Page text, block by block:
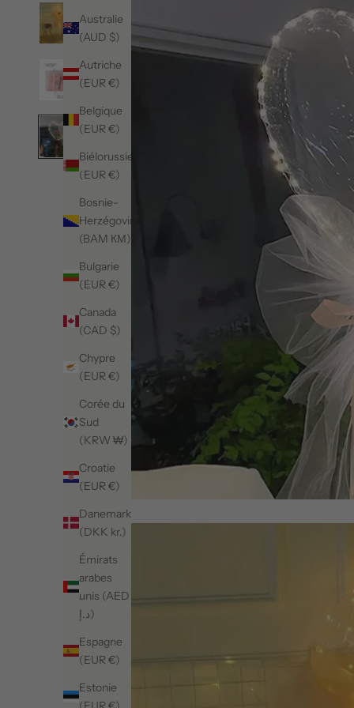
Australie
(AUD $)
Autriche
(EUR €)
Belgique
(EUR €)
Biélorussie
(EUR €)
Bosnie-
Herzégovine
(BAM КМ)
Bulgarie
(EUR €)
Canada
(CAD $)
Chypre
(EUR €)
Corée du
Sud
(KRW ₩)
Croatie
(EUR €)
Danemark
(DKK kr.)
Émirats
arabes
unis (AED
د.إ)
Espagne
(EUR €)
Estonie